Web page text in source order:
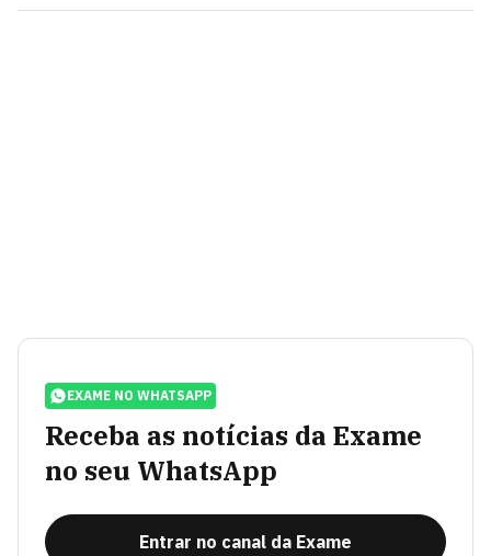
EXAME NO WHATSAPP
Receba as notícias da Exame
no seu WhatsApp
Entrar no canal da Exame